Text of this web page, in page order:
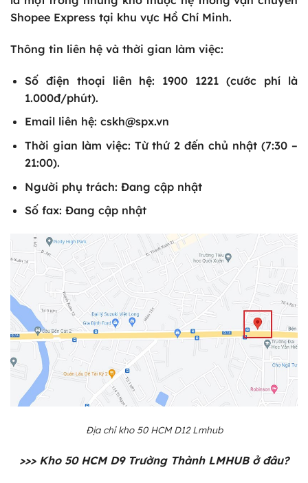
Shopee Express tại khu vực Hồ Chí Minh.
Thông tin liên hệ và thời gian làm việc:
Số điện thoại liên hệ: 1900 1221 (cước phí là
1.000đ/phút).
Email liên hệ: cskh@spx.vn
Thời gian làm việc: Từ thứ 2 đến chủ nhật (7:30 –
21:00).
Người phụ trách: Đang cập nhật
Số fax: Đang cập nhật
Địa chỉ kho 50 HCM D12 Lmhub
>>> Kho 50 HCM D9 Trường Thành LMHUB ở đâu?